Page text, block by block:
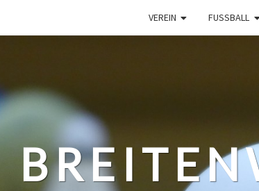
VEREIN FUSSBALL